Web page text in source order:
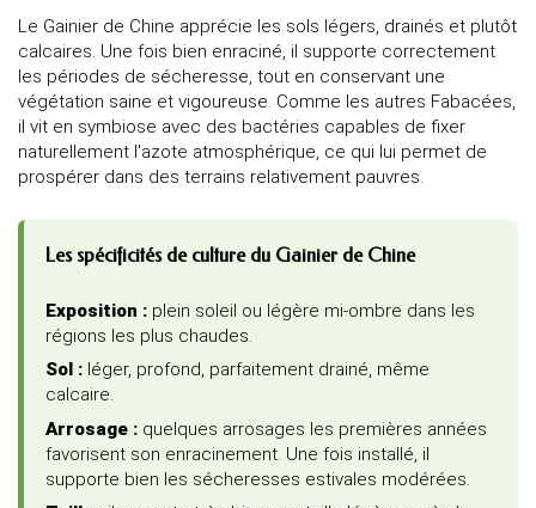
Le Gainier de Chine apprécie les sols légers, drainés et plutôt
calcaires. Une fois bien enraciné, il supporte correctement
les périodes de sécheresse, tout en conservant une
végétation saine et vigoureuse. Comme les autres Fabacées,
il vit en symbiose avec des bactéries capables de fixer
naturellement l'azote atmosphérique, ce qui lui permet de
prospérer dans des terrains relativement pauvres.
Les spécificités de culture du Gainier de Chine
Exposition : plein soleil ou légère mi-ombre dans les
régions les plus chaudes.
Sol : léger, profond, parfaitement drainé, même
calcaire.
Arrosage : quelques arrosages les premières années
favorisent son enracinement. Une fois installé, il
supporte bien les sécheresses estivales modérées.